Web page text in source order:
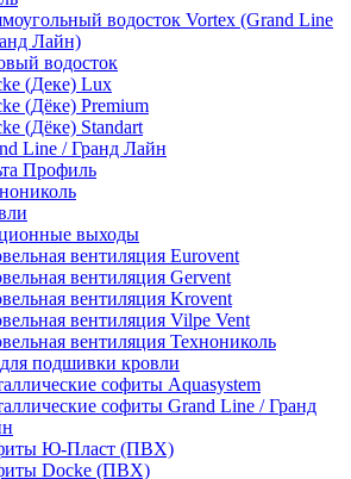
водосток Vortex (Grand Line
Лайн)
водосток
(Деке) Lux
(Дёке) Premium
(Дёке) Standart
Line / Гранд Лайн
Профиль
выходы
вентиляция Eurovent
вентиляция Gervent
вентиляция Krovent
вентиляция Vilpe Vent
вентиляция Технониколь
подшивки кровли
софиты Aquasystem
софиты Grand Line / Гранд
Ю-Пласт (ПВХ)
Docke (ПВХ)